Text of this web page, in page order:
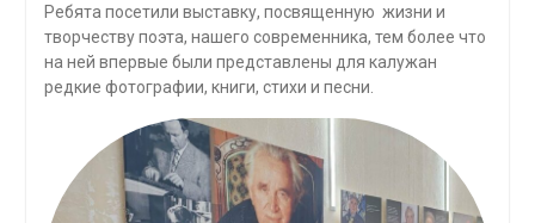
Ребята посетили выставку, посвященную жизни и
творчеству поэта, нашего современника, тем более что
на ней впервые были представлены для калужан
редкие фотографии, книги, стихи и песни.